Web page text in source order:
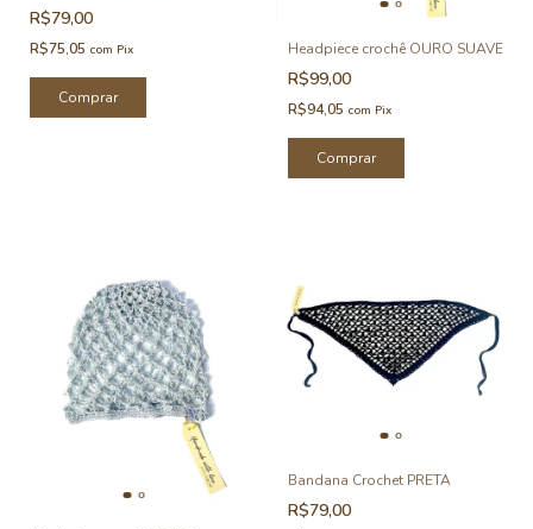
R$79,00
R$75,05 com Pix Headpiece crochê OURO SUAVE
R$99,00
R$94,05 com Pix
Bandana Crochet PRETA
R$79,00